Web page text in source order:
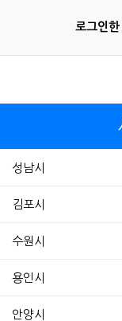
로그인한
성남시
김포시
수원시
용인시
안양시